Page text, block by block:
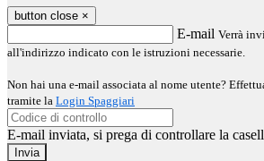
button close ×
E-mail Verrà
all'indirizzo indicato con le istruzioni necessarie.
Non hai una e-mail associata al nome utente?
tramite la Login Spaggiari
E-mail inviata, si prega di controllare la